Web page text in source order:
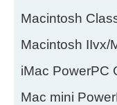
Macintosh
Macintosh IIvx/
iMac PowerPC
Mac mini